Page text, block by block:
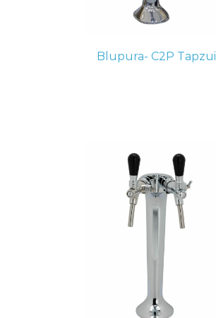
Blupura- C2P Tapzuil